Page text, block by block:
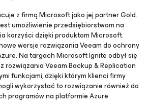
z firmą Microsoft jako jej partner Gold.
umożliwienie przedsiębiorstwom na
korzyści dzięki produktom Microsoft.
wersje rozwiązania Veeam do ochrony
Na targach Microsoft Ignite odbył się
rozwiązania Veeam Backup & Replication
funkcjami, dzięki którym klienci firmy
wykorzystać to rozwiązanie również do
programów na platformie Azure: